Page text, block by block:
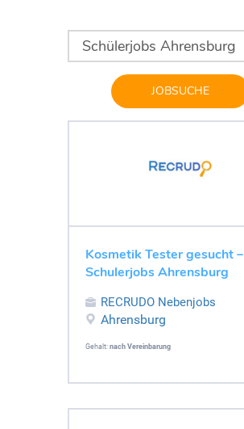
JOBSUCHE
Kosmetik Tester gesucht –
Schulerjobs Ahrensburg
RECRUDO Nebenjobs
Ahrensburg
Gehalt: nach Vereinbarung